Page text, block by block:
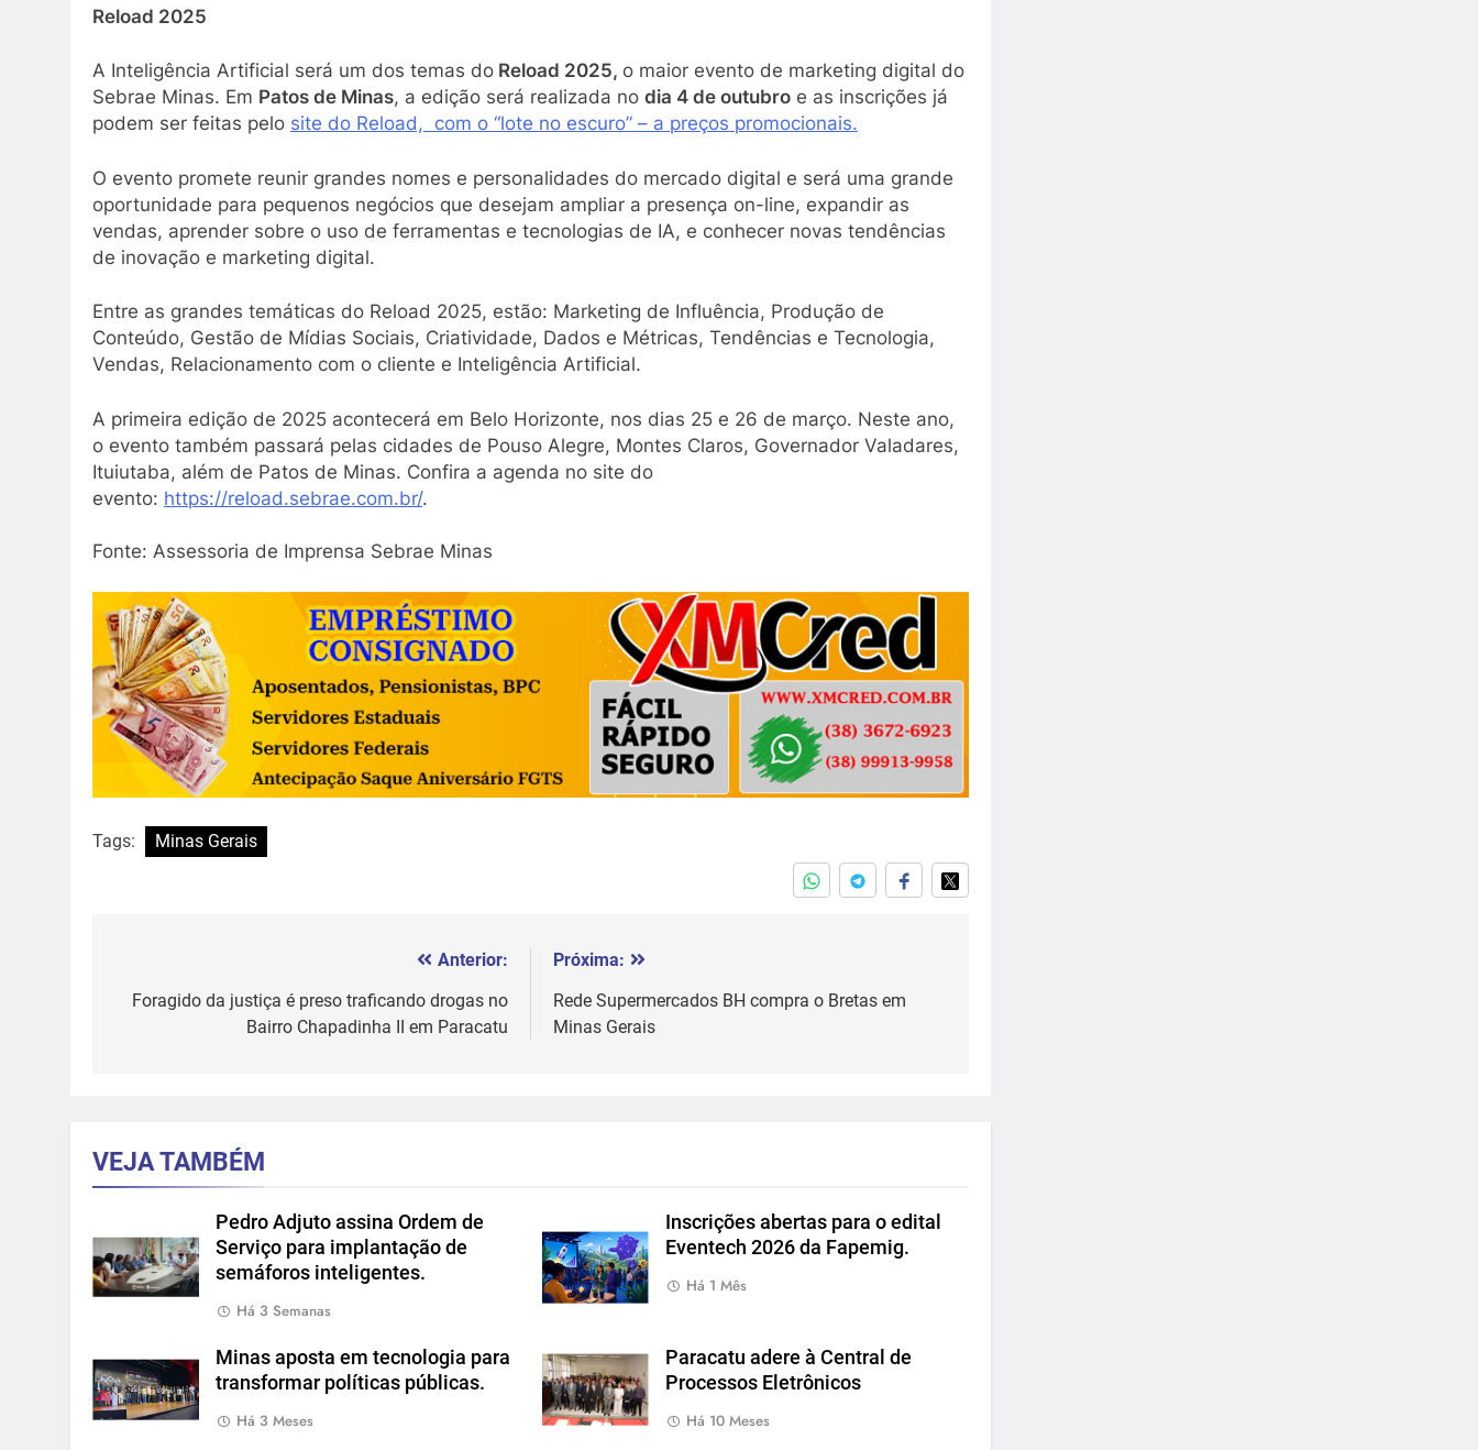
Reload 2025
A Inteligência Artificial será um dos temas do Reload 2025, o maior evento de marketing digital do
Sebrae Minas. Em Patos de Minas, a edição será realizada no dia 4 de outubro e as inscrições já
podem ser feitas pelo site do Reload, com o “lote no escuro” – a preços promocionais.
O evento promete reunir grandes nomes e personalidades do mercado digital e será uma grande
oportunidade para pequenos negócios que desejam ampliar a presença on-line, expandir as
vendas, aprender sobre o uso de ferramentas e tecnologias de IA, e conhecer novas tendências
de inovação e marketing digital.
Entre as grandes temáticas do Reload 2025, estão: Marketing de Influência, Produção de
Conteúdo, Gestão de Mídias Sociais, Criatividade, Dados e Métricas, Tendências e Tecnologia,
Vendas, Relacionamento com o cliente e Inteligência Artificial.
A primeira edição de 2025 acontecerá em Belo Horizonte, nos dias 25 e 26 de março. Neste ano,
o evento também passará pelas cidades de Pouso Alegre, Montes Claros, Governador Valadares,
Ituiutaba, além de Patos de Minas. Confira a agenda no site do
evento: https://reload.sebrae.com.br/.
Fonte: Assessoria de Imprensa Sebrae Minas
Tags: Minas Gerais
de
Anterior:
Foragido da justiça é preso traficando drogas no
Bairro Chapadinha II em Paracatu
Próxima:
Rede Supermercados BH compra o Bretas em
Minas Gerais
VEJA TAMBÉM
Pedro Adjuto assina Ordem de
Serviço para implantação de
semáforos inteligentes.
Há 3 Semanas
Inscrições abertas para o edital
Eventech 2026 da Fapemig.
Há 1 Mês
Minas aposta em tecnologia para
transformar políticas públicas.
Há 3 Meses
Paracatu adere à Central de
Processos Eletrônicos
Há 10 Meses